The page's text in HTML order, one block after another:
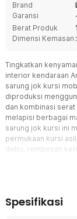
Brand
Garansi
Berat Produk
Dimensi Kemasan
Tingkatkan
interior kendaraan
sarung jok kursi
diproduksi
dan kombinasi
melapisi berbagai
sarung jok kursi ini
permukaan kursi
debu, rembesan
memastikan bodi
menjaga nilai jual
Spesifikasi